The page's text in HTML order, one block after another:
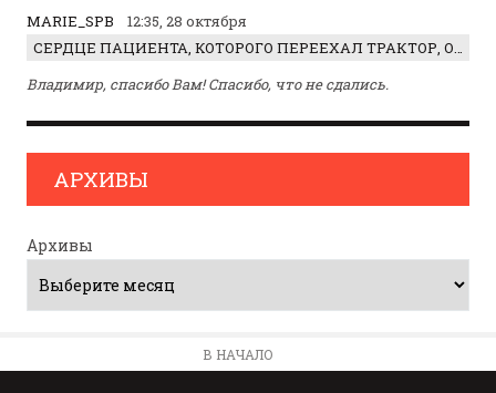
MARIE_SPB
12:35, 28 октября
СЕРДЦЕ ПАЦИЕНТА, КОТОРОГО ПЕРЕЕХАЛ ТРАКТОР, ОБНАРУЖИЛИ… В ЖИВОТЕ
Владимир, спасибо Вам! Спасибо, что не сдались.
АРХИВЫ
Архивы
В НАЧАЛО